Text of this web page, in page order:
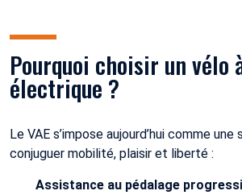
Pourquoi choisir un vélo
électrique ?
Le VAE s’impose aujourd’hui comme
conjuguer mobilité, plaisir et liberté :
Assistance au pédalage